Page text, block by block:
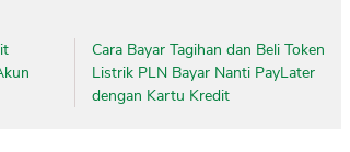
Cara Bayar Tagihan dan Beli Token
Listrik PLN Bayar Nanti PayLater
dengan Kartu Kredit